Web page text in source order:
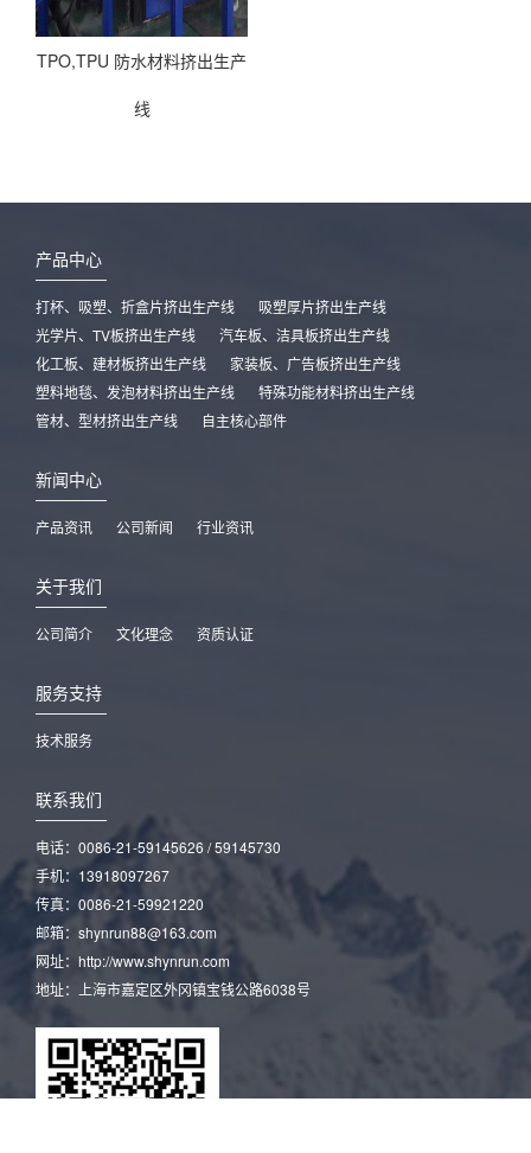
TPO,TPU 防水材料挤出生产
线
产品中心
打杯、吸塑、折盒片挤出生产线
吸塑厚片挤出生产线
光学片、TV板挤出生产线
汽车板、洁具板挤出生产线
化工板、建材板挤出生产线
家装板、广告板挤出生产线
塑料地毯、发泡材料挤出生产线
特殊功能材料挤出生产线
管材、型材挤出生产线
自主核心部件
新闻中心
产品资讯 公司新闻 行业资讯
关于我们
公司简介 文化理念 资质认证
服务支持
技术服务
联系我们
电话：0086-21-59145626 / 59145730
手机：13918097267
传真：0086-21-59921220
邮箱：shynrun88@163.com
网址：http://www.shynrun.com
地址：上海市嘉定区外冈镇宝钱公路6038号